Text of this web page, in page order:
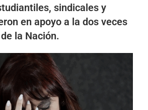
sindicales y
en apoyo a la dos veces
la Nación.